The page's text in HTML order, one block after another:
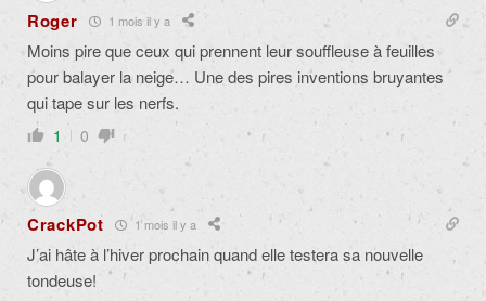
Roger 1 mois il y a
Moins pire que ceux qui prennent leur souffleuse à feuilles
pour balayer la neige… Une des pires inventions bruyantes
qui tape sur les nerfs.
1 0
CrackPot 1 mois il y a
J’ai hâte à l’hiver prochain quand elle testera sa nouvelle
tondeuse!